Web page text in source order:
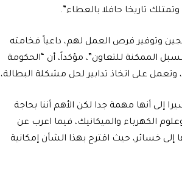
تاريخا حافلا بالعطاء”.
وتوفير فرص العمل لهم، داعياً فخامته
الممكنة للتعاون”، مؤكداً، أن “الحكومة
على اتخاذ تدابير لحل مشكلة البطالة،
إلى أنها مهمة جدا لكن الأهم أننا بحاجة
الكهرباء والميكانيك، فيما اعرب عن
إلى خسائر، حيث اقترح بهذا الشأن إمكانية